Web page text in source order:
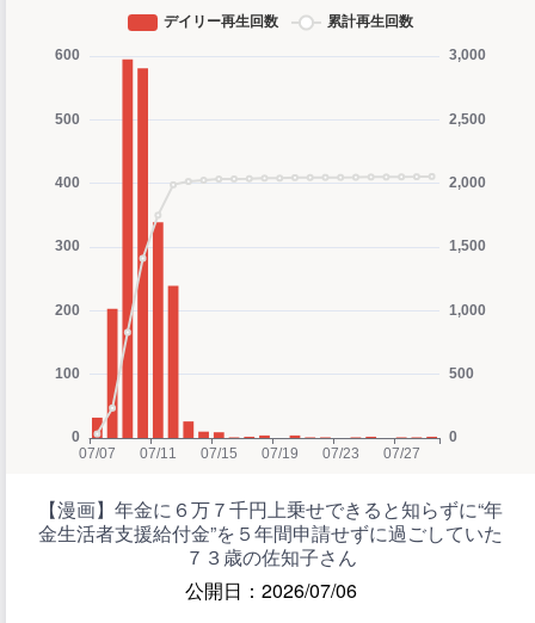
【漫画】年金に６万７千円上乗せできると知らずに“年
金生活者支援給付金”を５年間申請せずに過ごしていた
７３歳の佐知子さん
公開日：2026/07/06